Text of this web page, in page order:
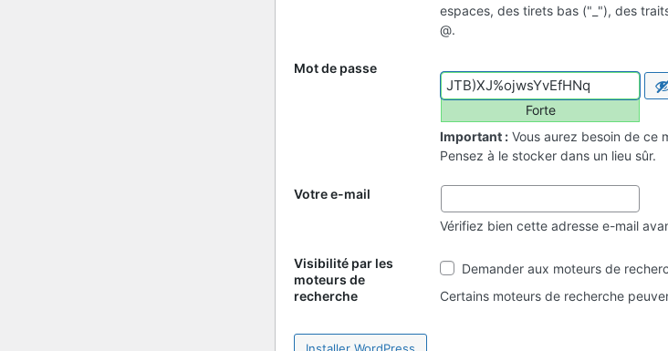
espaces, des tirets bas ("_"), des
@.
Mot de passe
Forte
Important : Vous aurez besoin de ce
Pensez à le stocker dans un lieu sûr.
Votre e-mail
Vérifiez bien cette adresse e-mail
Visibilité par les
moteurs de
recherche
Visibilité
par
les
Demander aux moteurs de
Certains moteurs de recherche